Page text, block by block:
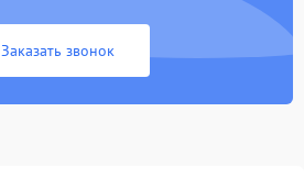
Заказать звонок